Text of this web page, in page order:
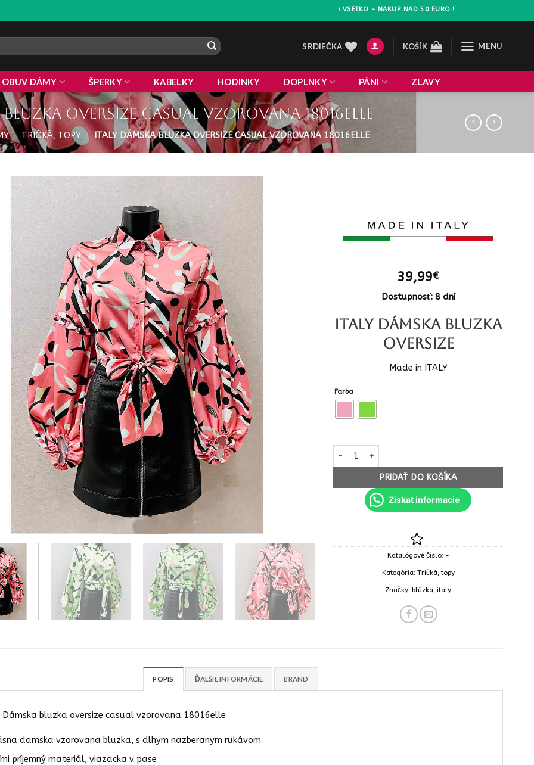
ZLAVA 10% NA VSETKO - NAKUP NAD 50 EURO !
SRDIEČKA KOŠÍK MENU
OBUV DÁMY ŠPERKY KABELKY HODINKY DOPLNKY PÁNI ZĽAVY
bluzka oversize casual vzorovana 18016elle
| TRIČKÁ, TOPY | ITALY DÁMSKA BLUZKA OVERSIZE CASUAL VZOROVANA 18016ELLE
39,99€
Dostupnosť: 8 dní
ITALY Dámska bluzka
oversize
Made in ITALY
Farba
množstvo ITALY Dámska bluzka oversize casual
PRIDAŤ DO KOŠÍKA
Ziskat informacie
Katalógové číslo: -
Kategória: Tričká, topy
Značky:blúzka,italy
POPIS ĎALŠIE INFORMÁCIE BRAND
Dámska bluzka oversize casual vzorovana 18016elle
damska vzorovana bluzka, s dlhym nazberanym rukávom
príjemný materiál, viazacka v pase